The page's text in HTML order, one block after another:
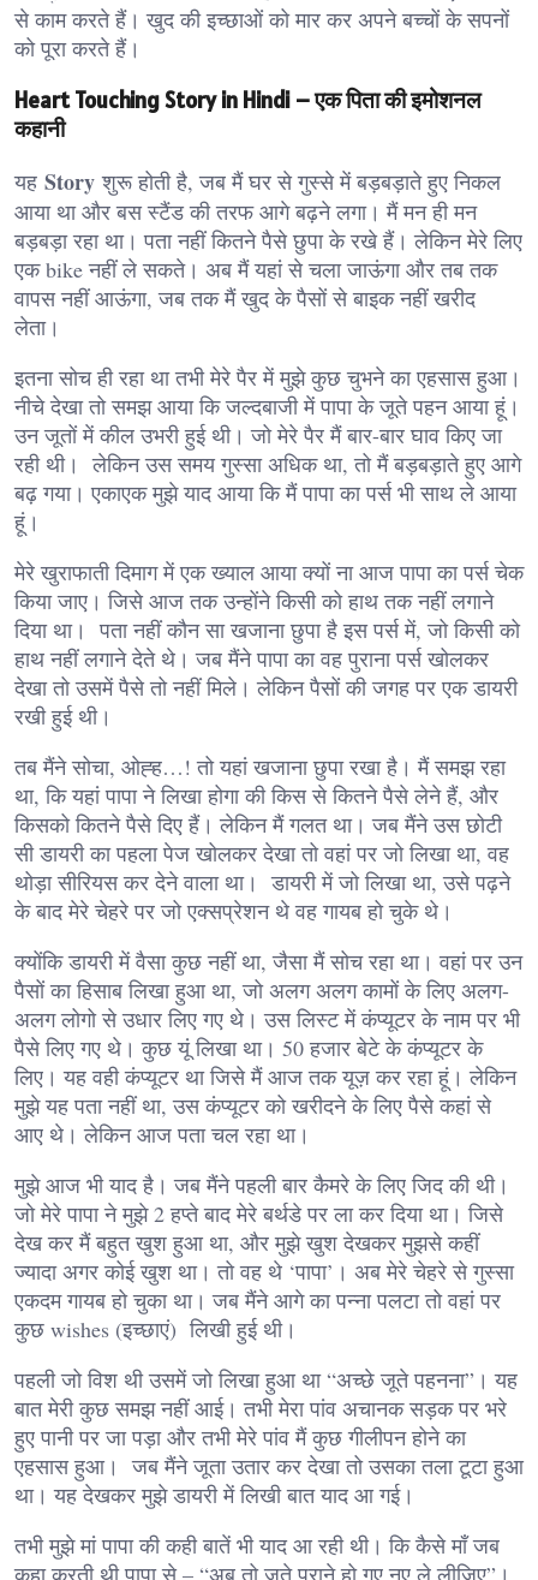
से काम करते हैं। खुद की इच्छाओं को मार कर अपने बच्चों के सपनों
को पूरा करते हैं।
Heart Touching Story in Hindi – एक पिता की इमोशनल
कहानी
यह Story शुरू होती है, जब मैं घर से गुस्से में बड़बड़ाते हुए निकल
आया था और बस स्टैंड की तरफ आगे बढ़ने लगा। मैं मन ही मन
बड़बड़ा रहा था। पता नहीं कितने पैसे छुपा के रखे हैं। लेकिन मेरे लिए
एक bike नहीं ले सकते। अब मैं यहां से चला जाऊंगा और तब तक
वापस नहीं आऊंगा, जब तक मैं खुद के पैसों से बाइक नहीं खरीद
लेता।
इतना सोच ही रहा था तभी मेरे पैर में मुझे कुछ चुभने का एहसास हुआ।
नीचे देखा तो समझ आया कि जल्दबाजी में पापा के जूते पहन आया हूं।
उन जूतों में कील उभरी हुई थी। जो मेरे पैर मैं बार-बार घाव किए जा
रही थी। लेकिन उस समय गुस्सा अधिक था, तो मैं बड़बड़ाते हुए आगे
बढ़ गया। एकाएक मुझे याद आया कि मैं पापा का पर्स भी साथ ले आया
हूं।
मेरे खुराफाती दिमाग में एक ख्याल आया क्यों ना आज पापा का पर्स चेक
किया जाए। जिसे आज तक उन्होंने किसी को हाथ तक नहीं लगाने
दिया था। पता नहीं कौन सा खजाना छुपा है इस पर्स में, जो किसी को
हाथ नहीं लगाने देते थे। जब मैंने पापा का वह पुराना पर्स खोलकर
देखा तो उसमें पैसे तो नहीं मिले। लेकिन पैसों की जगह पर एक डायरी
रखी हुई थी।
तब मैंने सोचा, ओह्ह…! तो यहां खजाना छुपा रखा है। मैं समझ रहा
था, कि यहां पापा ने लिखा होगा की किस से कितने पैसे लेने हैं, और
किसको कितने पैसे दिए हैं। लेकिन मैं गलत था। जब मैंने उस छोटी
सी डायरी का पहला पेज खोलकर देखा तो वहां पर जो लिखा था, वह
थोड़ा सीरियस कर देने वाला था। डायरी में जो लिखा था, उसे पढ़ने
के बाद मेरे चेहरे पर जो एक्सप्रेशन थे वह गायब हो चुके थे।
क्योंकि डायरी में वैसा कुछ नहीं था, जैसा मैं सोच रहा था। वहां पर उन
पैसों का हिसाब लिखा हुआ था, जो अलग अलग कामों के लिए अलग-
अलग लोगो से उधार लिए गए थे। उस लिस्ट में कंप्यूटर के नाम पर भी
पैसे लिए गए थे। कुछ यूं लिखा था। 50 हजार बेटे के कंप्यूटर के
लिए। यह वही कंप्यूटर था जिसे मैं आज तक यूज़ कर रहा हूं। लेकिन
मुझे यह पता नहीं था, उस कंप्यूटर को खरीदने के लिए पैसे कहां से
आए थे। लेकिन आज पता चल रहा था।
मुझे आज भी याद है। जब मैंने पहली बार कैमरे के लिए जिद की थी।
जो मेरे पापा ने मुझे 2 हप्ते बाद मेरे बर्थडे पर ला कर दिया था। जिसे
देख कर मैं बहुत खुश हुआ था, और मुझे खुश देखकर मुझसे कहीं
ज्यादा अगर कोई खुश था। तो वह थे ‘पापा’। अब मेरे चेहरे से गुस्सा
एकदम गायब हो चुका था। जब मैंने आगे का पन्ना पलटा तो वहां पर
कुछ wishes (इच्छाएं) लिखी हुई थी।
पहली जो विश थी उसमें जो लिखा हुआ था “अच्छे जूते पहनना”। यह
बात मेरी कुछ समझ नहीं आई। तभी मेरा पांव अचानक सड़क पर भरे
हुए पानी पर जा पड़ा और तभी मेरे पांव मैं कुछ गीलीपन होने का
एहसास हुआ। जब मैंने जूता उतार कर देखा तो उसका तला टूटा हुआ
था। यह देखकर मुझे डायरी में लिखी बात याद आ गई।
तभी मुझे मां पापा की कही बातें भी याद आ रही थी। कि कैसे माँ जब
कहा करती थी पापा से – “अब तो जूते पुराने हो गए नए ले लीजिए”।